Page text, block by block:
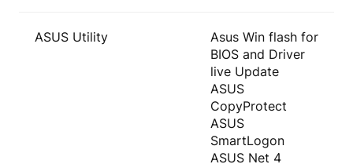
ASUS Utility
Asus Win flash for
BIOS and Driver
live Update
ASUS
CopyProtect
ASUS
SmartLogon
ASUS Net 4